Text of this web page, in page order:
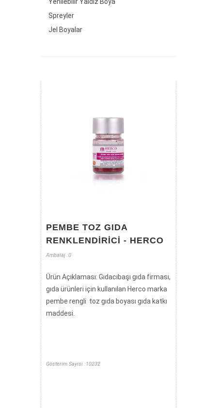
Spreyler
Jel Boyalar
PEMBE TOZ GIDA
RENKLENDIRICI - HERCO
Ambalaj :0
Ürün Açıklaması: Gıdacıbaşı gıda firması,
gıda ürünleri için kullanılan Herco marka
pembe rengli toz gıda boyası gıda katkı
maddesi.
Gösterim Sayısı :10232